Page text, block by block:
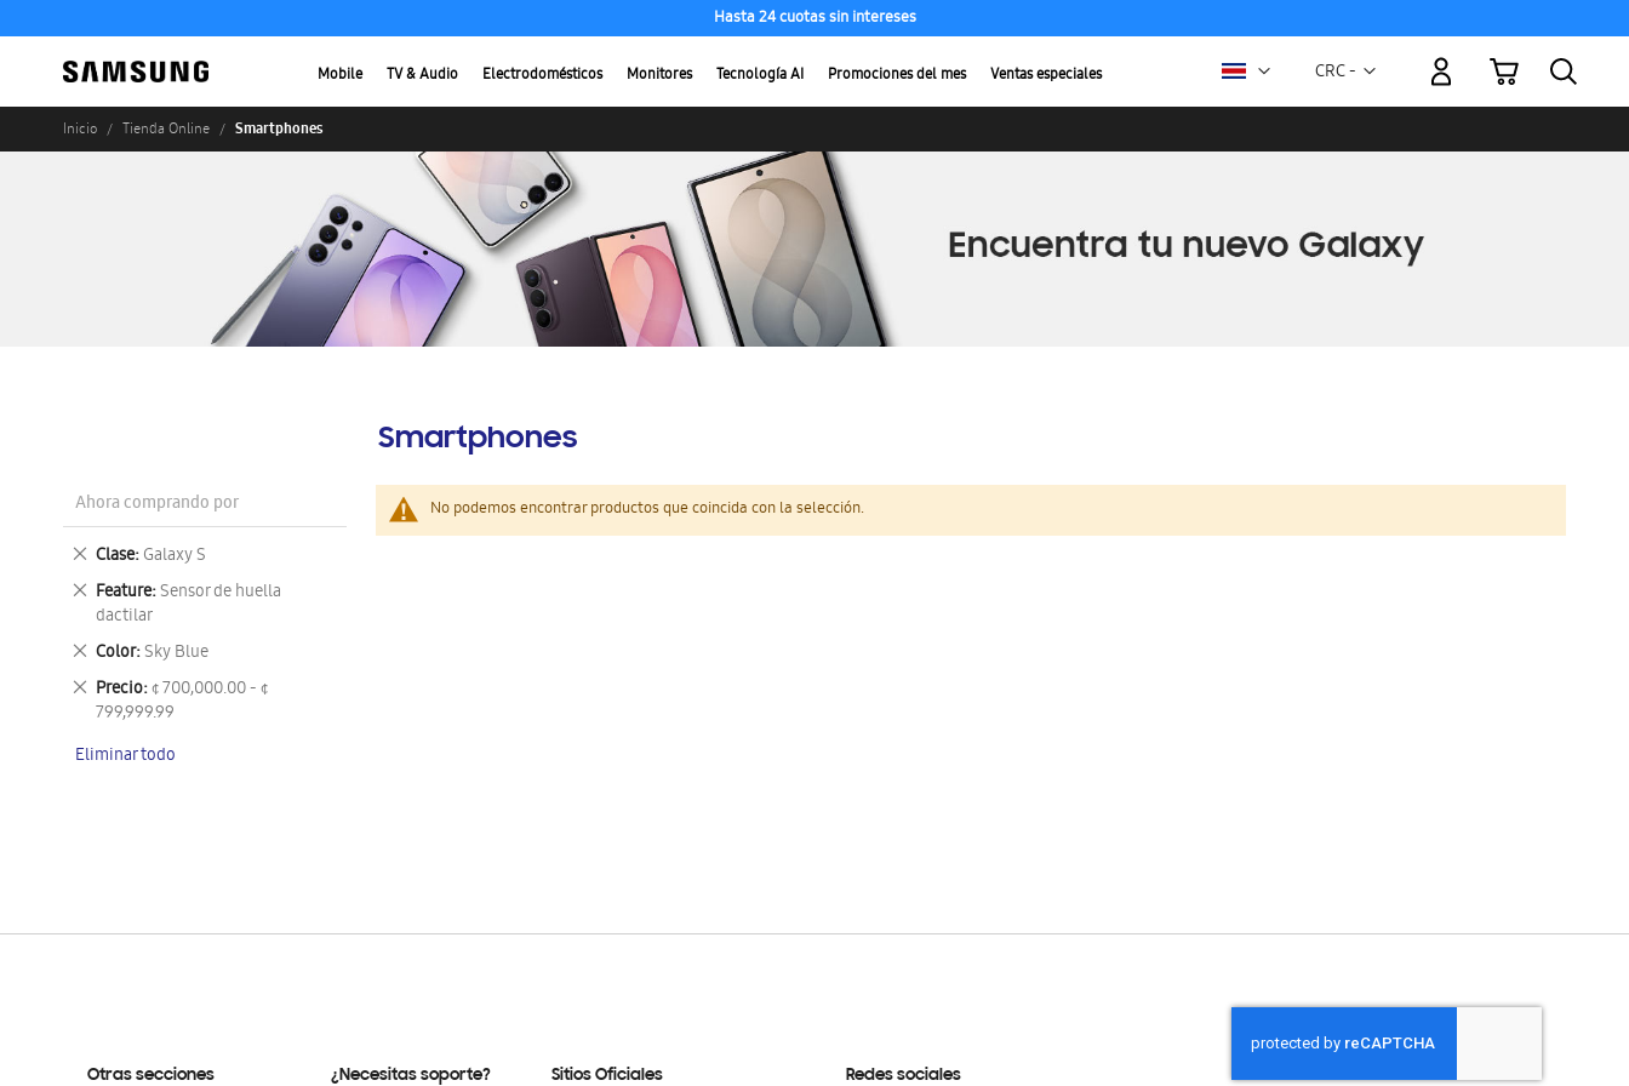
Hasta 24 cuotas sin intereses
Mobile TV & Audio Electrodomésticos Monitores Tecnología AI Promociones del mes Ventas especiales Moneda
CRC -
Mi carrito
Inicio Tienda Online Smartphones
Smartphones
No podemos encontrar productos que coincida con la selección.
Ahora comprando por
Clase Galaxy S
Eliminar
este
artículo
Feature Sensor de huella
dactilar
Eliminar
este
artículo
Color Sky Blue
Eliminar
este
artículo
Precio ¢ 700,000.00 - ¢
799,999.99
Eliminar
este
Eliminar todo
Otras secciones ¿Necesitas soporte? Sitios Oficiales Redes sociales